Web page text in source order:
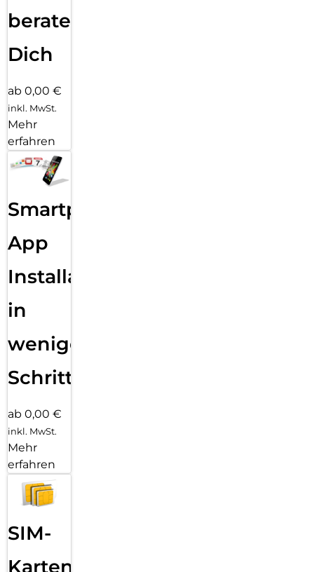
beraten
Dich
ab 0,00 €
inkl. MwSt.
Mehr
erfahren
Smartphone
App
Installation
in
wenigen
Schritten
ab 0,00 €
inkl. MwSt.
Mehr
erfahren
SIM-
Karten